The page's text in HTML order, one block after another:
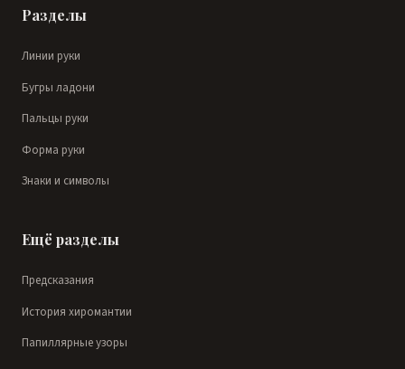
Разделы
Линии руки
Бугры ладони
Пальцы руки
Форма руки
Знаки и символы
Ещё разделы
Предсказания
История хиромантии
Папиллярные узоры